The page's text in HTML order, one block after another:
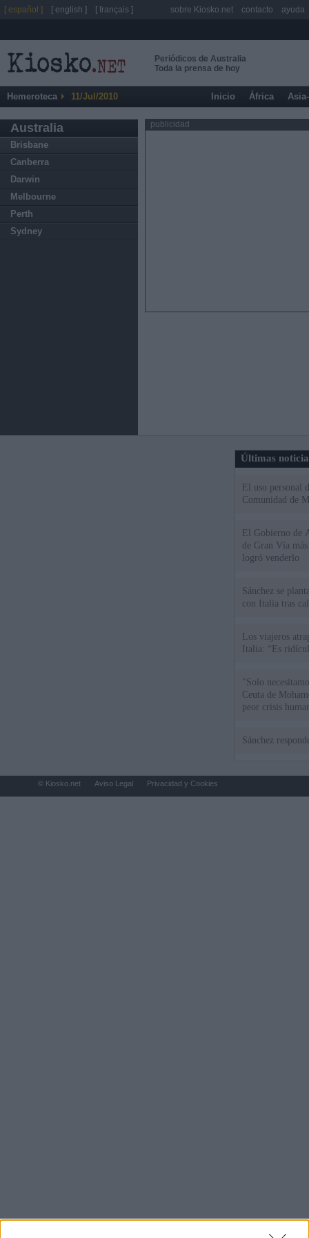
Periódicos de Australia
Toda la prensa de hoy
Hemeroteca 11/Jul/2010 Inicio África
Australia
Brisbane
Canberra
Darwin
Melbourne
Perth
Sydney
publicidad
Últimas
El uso personal
Comunidad de
El Gobierno de
de Gran Vía
logró venderlo
Sánchez se
con Italia tras
Los viajeros
Italia: “Es
"Solo
Ceuta de
peor crisis
Sánchez
[ español ] [ english ] [ français ] sobre Kiosko.net contacto ayuda
© Kiosko.net Aviso Legal Privacidad y Cookies